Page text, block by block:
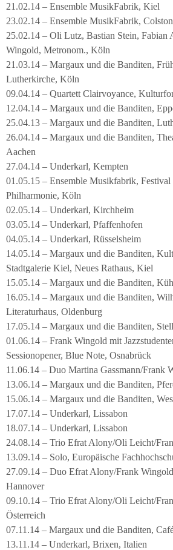
21.02.14 – Ensemble MusikFabrik, Kiel
23.02.14 – Ensemble MusikFabrik,
25.02.14 – Oli Lutz, Bastian Stein, Fabian
Wingold, Metronom., Köln
21.03.14 – Margaux und die Banditen,
Lutherkirche, Köln
09.04.14 – Quartett Clairvoyance,
12.04.14 – Margaux und die Banditen,
25.04.13 – Margaux und die Banditen,
26.04.14 – Margaux und die Banditen,
Aachen
27.04.14 – Underkarl, Kempten
01.05.15 – Ensemble Musikfabrik,
Philharmonie, Köln
02.05.14 – Underkarl, Kirchheim
03.05.14 – Underkarl, Pfaffenhofen
04.05.14 – Underkarl, Rüsselsheim
14.05.14 – Margaux und die Banditen,
Stadtgalerie Kiel, Neues Rathaus, Kiel
15.05.14 – Margaux und die Banditen,
16.05.14 – Margaux und die Banditen,
Literaturhaus, Oldenburg
17.05.14 – Margaux und die Banditen,
01.06.14 – Frank Wingold mit
Sessionopener, Blue Note, Osnabrück
11.06.14 – Duo Martina Gassmann/Frank
13.06.14 – Margaux und die Banditen,
15.06.14 – Margaux und die Banditen,
17.07.14 – Underkarl, Lissabon
18.07.14 – Underkarl, Lissabon
24.08.14 – Trio Efrat Alony/Oli Leicht/
13.09.14 – Solo, Europäische
27.09.14 – Duo Efrat Alony/Frank
Hannover
09.10.14 – Trio Efrat Alony/Oli Leicht/
Österreich
07.11.14 – Margaux und die Banditen,
13.11.14 – Underkarl, Brixen, Italien